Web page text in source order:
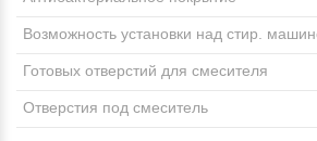
Возможность установки над стир.
Готовых отверстий для смесителя
Отверстия под смеситель